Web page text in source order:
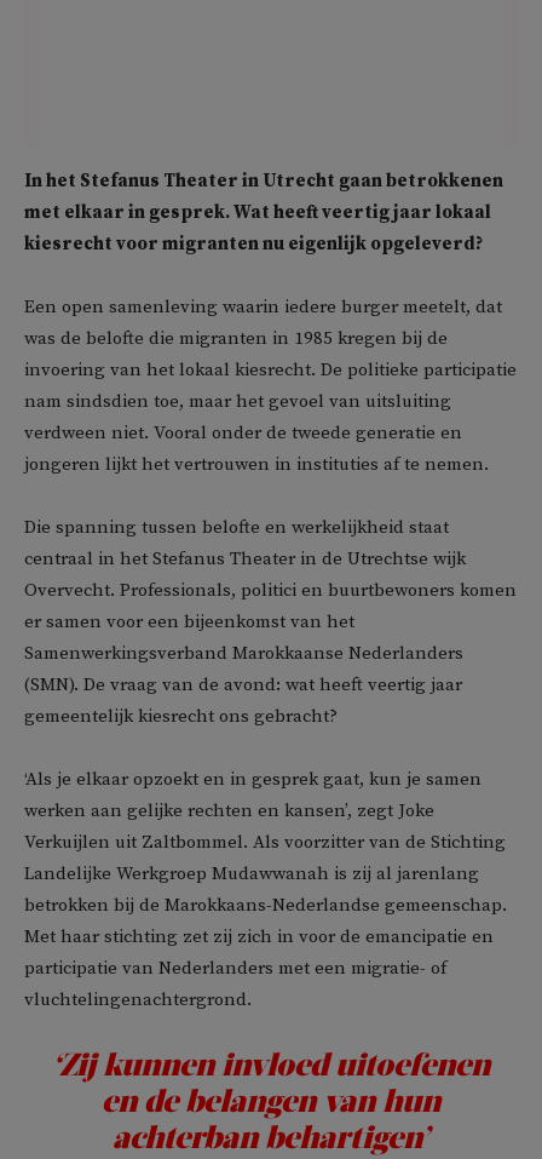
In het Stefanus Theater in Utrecht gaan betrokkenen
met elkaar in gesprek. Wat heeft veertig jaar lokaal
kiesrecht voor migranten nu eigenlijk opgeleverd?
Een open samenleving waarin iedere burger meetelt, dat
was de belofte die migranten in 1985 kregen bij de
invoering van het lokaal kiesrecht. De politieke participatie
nam sindsdien toe, maar het gevoel van uitsluiting
verdween niet. Vooral onder de tweede generatie en
jongeren lijkt het vertrouwen in instituties af te nemen.
Die spanning tussen belofte en werkelijkheid staat
centraal in het Stefanus Theater in de Utrechtse wijk
Overvecht. Professionals, politici en buurtbewoners komen
er samen voor een bijeenkomst van het
Samenwerkingsverband Marokkaanse Nederlanders
(SMN). De vraag van de avond: wat heeft veertig jaar
gemeentelijk kiesrecht ons gebracht?
‘Als je elkaar opzoekt en in gesprek gaat, kun je samen
werken aan gelijke rechten en kansen’, zegt Joke
Verkuijlen uit Zaltbommel. Als voorzitter van de Stichting
Landelijke Werkgroep Mudawwanah is zij al jarenlang
betrokken bij de Marokkaans-Nederlandse gemeenschap.
Met haar stichting zet zij zich in voor de emancipatie en
participatie van Nederlanders met een migratie- of
vluchtelingenachtergrond.
‘Zij kunnen invloed uitoefenen
en de belangen van hun
achterban behartigen’